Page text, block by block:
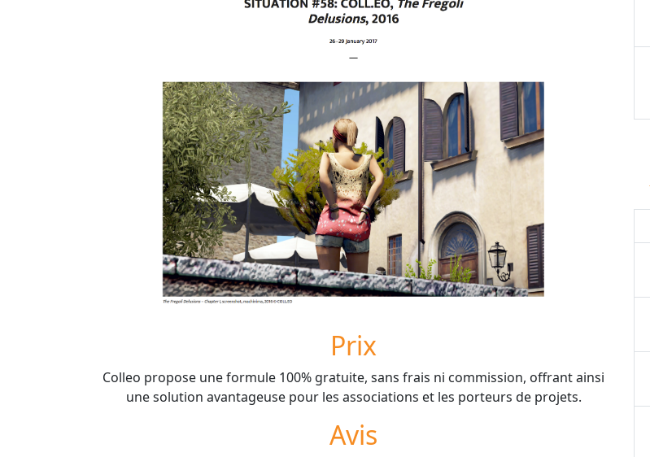
Prix
Colleo propose une formule 100% gratuite, sans frais ni commission, offrant ainsi
une solution avantageuse pour les associations et les porteurs de projets.
Avis